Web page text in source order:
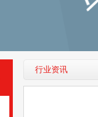
行业资讯